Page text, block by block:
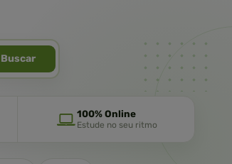
Buscar
100% Online
Estude no seu ritmo